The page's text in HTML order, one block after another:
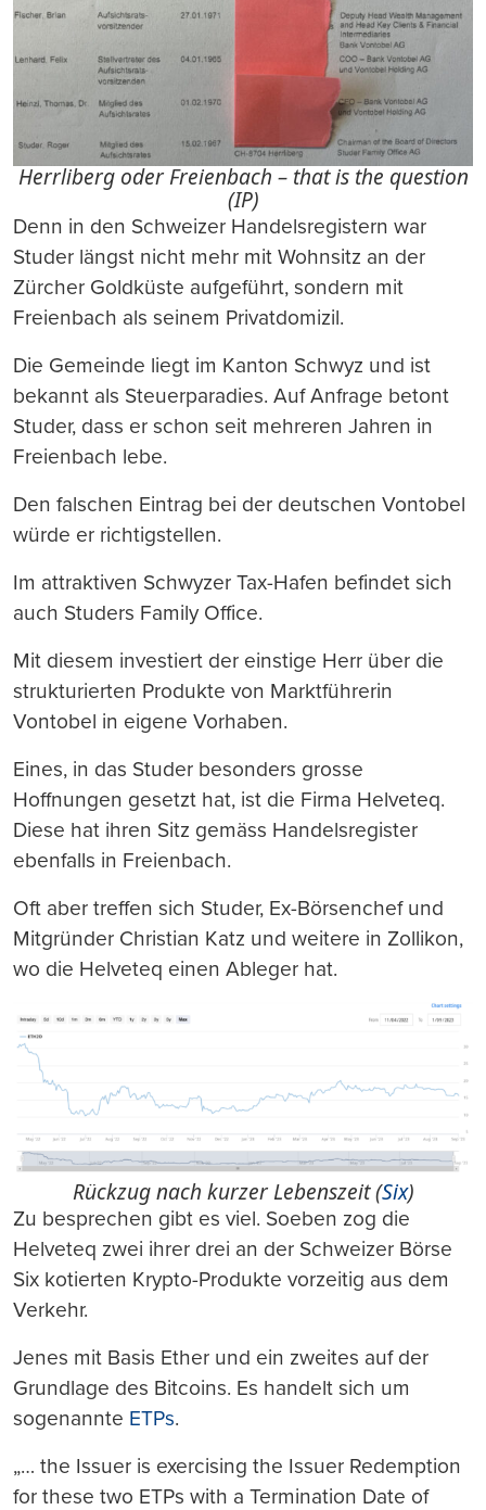
Herrliberg oder Freienbach – that is the question
(IP)
Denn in den Schweizer Handelsregistern war
Studer längst nicht mehr mit Wohnsitz an der
Zürcher Goldküste aufgeführt, sondern mit
Freienbach als seinem Privatdomizil.
Die Gemeinde liegt im Kanton Schwyz und ist
bekannt als Steuerparadies. Auf Anfrage betont
Studer, dass er schon seit mehreren Jahren in
Freienbach lebe.
Den falschen Eintrag bei der deutschen Vontobel
würde er richtigstellen.
Im attraktiven Schwyzer Tax-Hafen befindet sich
auch Studers Family Office.
Mit diesem investiert der einstige Herr über die
strukturierten Produkte von Marktführerin
Vontobel in eigene Vorhaben.
Eines, in das Studer besonders grosse
Hoffnungen gesetzt hat, ist die Firma Helveteq.
Diese hat ihren Sitz gemäss Handelsregister
ebenfalls in Freienbach.
Oft aber treffen sich Studer, Ex-Börsenchef und
Mitgründer Christian Katz und weitere in Zollikon,
wo die Helveteq einen Ableger hat.
Rückzug nach kurzer Lebenszeit (Six)
Zu besprechen gibt es viel. Soeben zog die
Helveteq zwei ihrer drei an der Schweizer Börse
Six kotierten Krypto-Produkte vorzeitig aus dem
Verkehr.
Jenes mit Basis Ether und ein zweites auf der
Grundlage des Bitcoins. Es handelt sich um
sogenannte ETPs.
„… the Issuer is exercising the Issuer Redemption
for these two ETPs with a Termination Date of